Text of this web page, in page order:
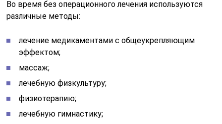
Во время без операционного лечения используются
различные методы:
лечение медикаментами с общеукрепляющим
эффектом;
массаж;
лечебную физкультуру;
физиотерапию;
лечебную гимнастику;